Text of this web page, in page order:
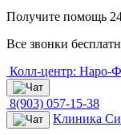
Получите помощь
Все звонки
Колл-центр: Наро-
8(903) 057-15-38
Клиника